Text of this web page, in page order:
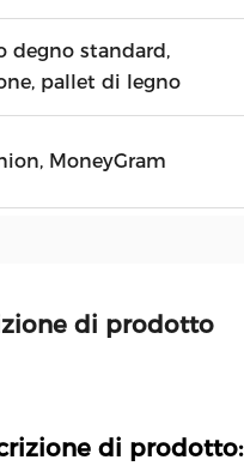
degno standard,
pallet di legno
MoneyGram
di prodotto
di prodotto: